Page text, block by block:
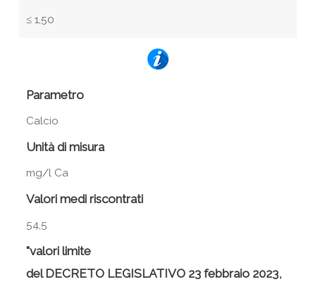
≤ 1,50
Parametro
Calcio
Unità di misura
mg/l Ca
Valori medi riscontrati
54,5
"valori limite
del DECRETO LEGISLATIVO 23 febbraio 2023,